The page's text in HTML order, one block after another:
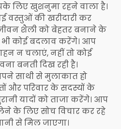
लिए खुशनुमा रहने वाला है।
की खरीदारी कर
शैली को बेहतर बनाने के
कोई बदलाव करेंगे। आप
न चलाएं, नहीं तो कोई
बनती दिख रही है।
साथी से मुलाकात हो
और परिवार के सदस्यों के
यादों को ताजा करेंगे। आप
के लिए सोच विचार कर रहे
से मिल जाएगा।